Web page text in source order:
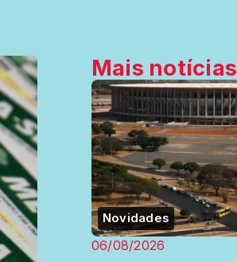
Mais notícias
Novidades
06/08/2026